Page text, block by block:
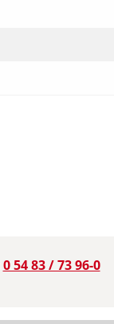
0 54 83 / 73 96-0